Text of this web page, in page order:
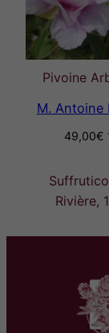
Pivoine
M. Antoine
49,00€
Rivière,